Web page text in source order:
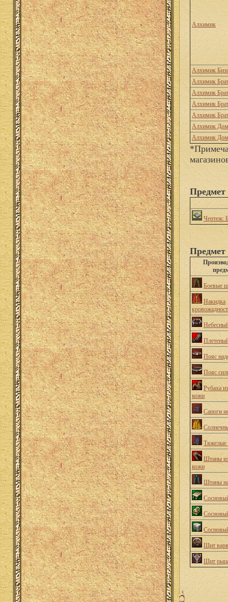
Алхимик
Алхимик
Алхимик
Алхимик
Алхимик
Алхимик
Алхимик
Алхимик
Чертеж:
Предмет
Боевые
Накидка
Пояс
Пояс
Рубаха
кожи
Сапоги
Тяжелые
Штаны
кожи
Штаны
Щит
Щит